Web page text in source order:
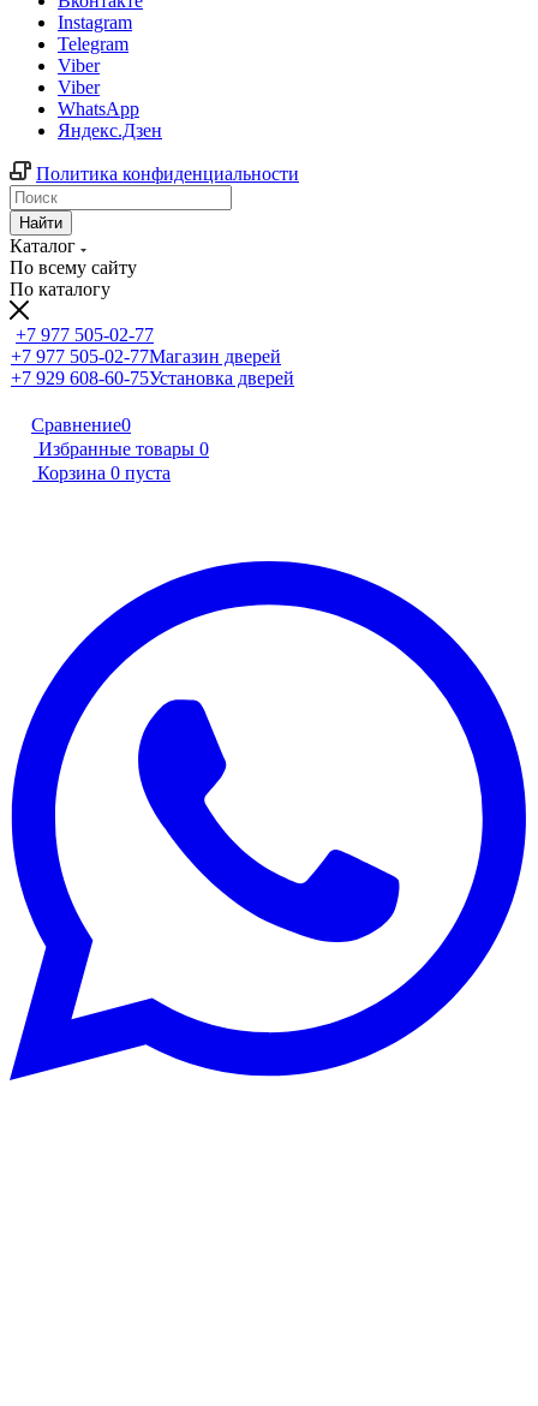
Instagram
Telegram
Viber
Viber
WhatsApp
Яндекс.Дзен
Политика конфиденциальности
Найти
Каталог
По всему сайту
По каталогу
+7 977 505-02-77
+7 977 505-02-77Магазин дверей
+7 929 608-60-75Установка дверей
Сравнение0
Избранные товары 0
Корзина 0 пуста